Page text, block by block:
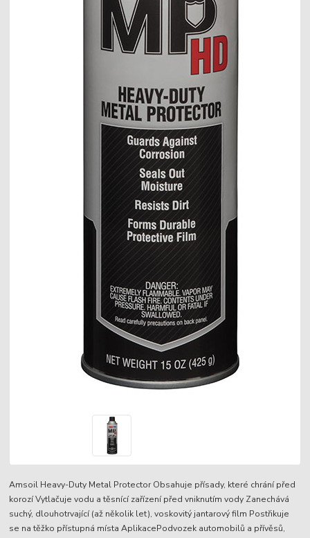
Amsoil Heavy-Duty Metal Protector Obsahuje přísady, které chrání před
korozí Vytlačuje vodu a těsnící zařízení před vniknutím vody Zanechává
suchý, dlouhotrvající (až několik let), voskovitý jantarový film Postřikuje
se na těžko přístupná místa AplikacePodvozek automobilů a přívěsů,